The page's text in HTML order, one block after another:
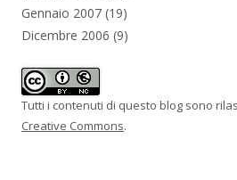
Gennaio 2007 (19)
Dicembre 2006 (9)
Tutti i contenuti di questo blog sono
Creative Commons.